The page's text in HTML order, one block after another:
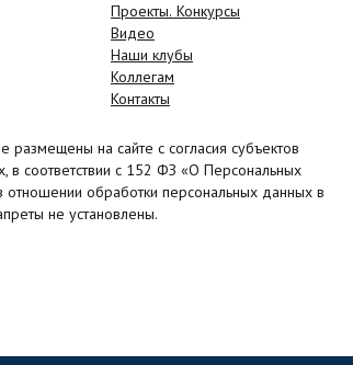
Проекты. Конкурсы
Видео
Наши клубы
Коллегам
Контакты
размещены на сайте с согласия субъектов
в соответствии с 152 ФЗ «О Персональных
отношении обработки персональных данных в
не установлены.